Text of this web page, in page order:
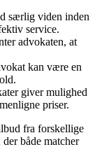
særlig viden inden
service.
advokaten, at
kan være en
giver mulighed
priser.
fra forskellige
både matcher